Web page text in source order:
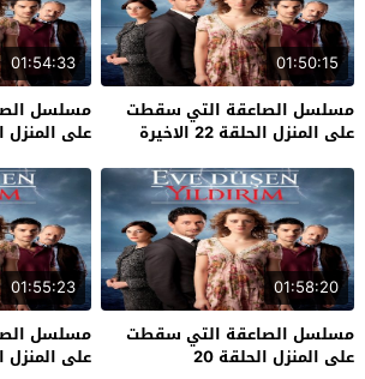
01:50:15
مسلسل الصاعقة التي سقطت
على المنزل الحلقة 22 الاخيرة
01:54:33
مسلسل
على المنزل
01:58:20
مسلسل الصاعقة التي سقطت
على المنزل الحلقة 20
01:55:23
مسلسل
على المنزل